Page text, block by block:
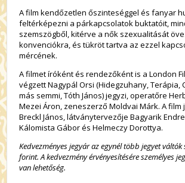
A film kendőzetlen őszinteséggel és fanyar
feltérképezni a párkapcsolatok buktatóit,
szemszögből, kitérve a nők szexualitását
konvenciókra, és tükröt tartva az ezzel
mércének.
A filmet íróként és rendezőként is a London
végzett Nagypál Orsi (Hidegzuhany, Terápia,
más semmi, Tóth János) jegyzi, operatőre
Mezei Áron, zeneszerző Moldvai Márk. A
Breckl János, látványtervezője Bagyarik
Kálomista Gábor és Helmeczy Dorottya.
Kedvezményes jegyár az egynél több jegyet
forint. A kedvezmény érvényesítésére személyes
van lehetőség.